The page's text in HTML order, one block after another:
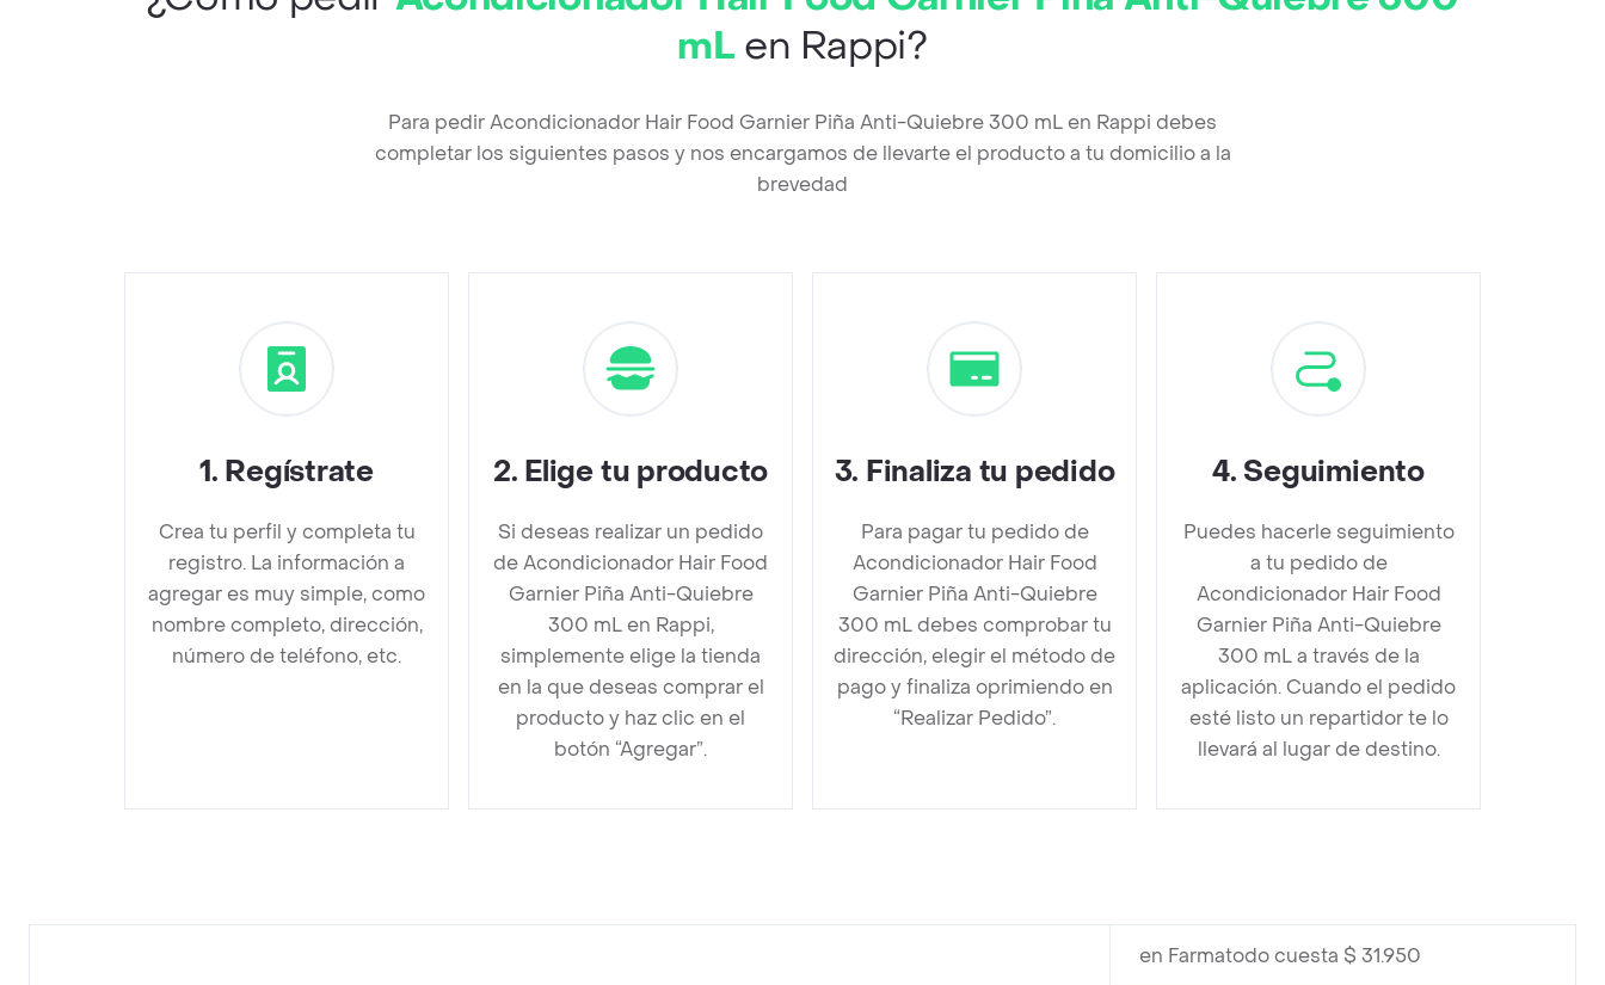
mL en Rappi?
Para pedir Acondicionador Hair Food Garnier Piña Anti-Quiebre 300 mL en Rappi debes
completar los siguientes pasos y nos encargamos de llevarte el producto a tu domicilio a la
brevedad
1. Regístrate
Crea tu perfil y completa tu
registro. La información a
agregar es muy simple, como
nombre completo, dirección,
número de teléfono, etc.
2. Elige tu producto
Si deseas realizar un pedido
de Acondicionador Hair Food
Garnier Piña Anti-Quiebre
300 mL en Rappi,
simplemente elige la tienda
en la que deseas comprar el
producto y haz clic en el
botón “Agregar”.
3. Finaliza tu pedido
Para pagar tu pedido de
Acondicionador Hair Food
Garnier Piña Anti-Quiebre
300 mL debes comprobar tu
dirección, elegir el método de
pago y finaliza oprimiendo en
“Realizar Pedido”.
4. Seguimiento
Puedes hacerle seguimiento
a tu pedido de
Acondicionador Hair Food
Garnier Piña Anti-Quiebre
300 mL a través de la
aplicación. Cuando el pedido
esté listo un repartidor te lo
llevará al lugar de destino.
en Farmatodo cuesta $ 31.950